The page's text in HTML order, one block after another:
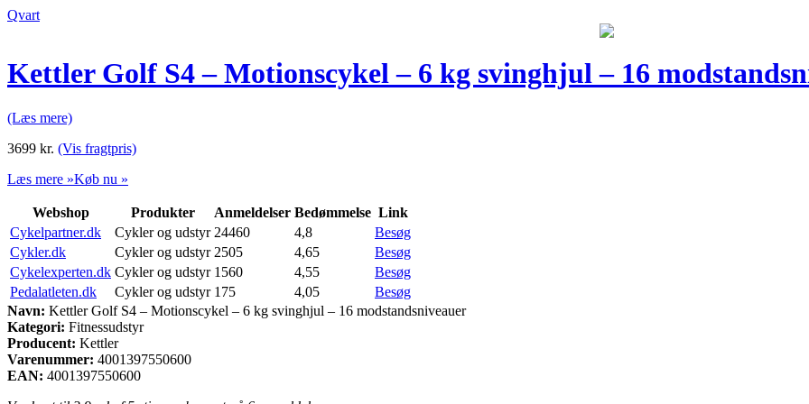
Qvart
Kettler Golf S4 – Motionscykel – 6 kg svinghjul – 16
(Læs mere)
3699 kr. (Vis fragtpris)
Læs mere »Køb nu »
Webshop Produkter Anmeldelser Bedømmelse Link
Cykelpartner.dk
Cykler og udstyr 24460 4,8
Besøg
Cykler.dk
Cykler og udstyr 2505 4,65
Besøg
Cykelexperten.dk Cykler og udstyr 1560 4,55
Besøg
Pedalatleten.dk
Cykler og udstyr 175 4,05
Besøg
Navn: Kettler Golf S4 – Motionscykel – 6 kg svinghjul – 16 modstandsniveauer
Kategori: Fitnessudstyr
Producent: Kettler
Varenummer: 4001397550600
EAN: 4001397550600